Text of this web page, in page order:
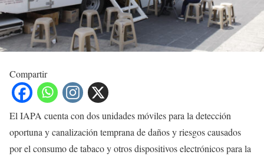
Compartir
El IAPA cuenta con dos unidades móviles para la detección
oportuna y canalización temprana de daños y riesgos causados
por el consumo de tabaco y otros dispositivos electrónicos para la